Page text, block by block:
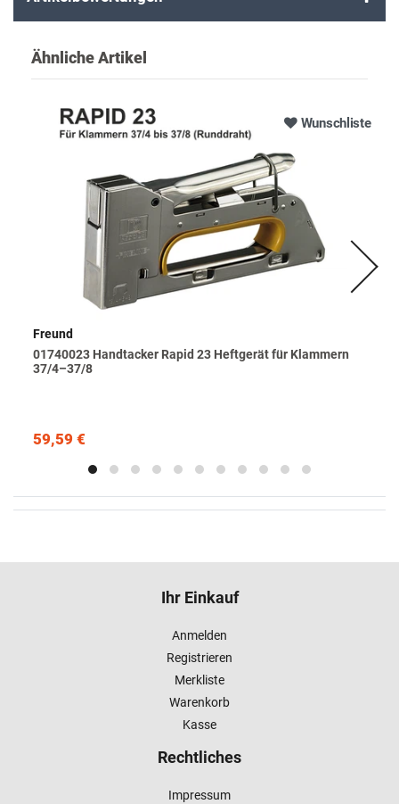
Ähnliche Artikel
Wunschliste
Freund
01740023 Handtacker Rapid 23 Heftgerät für Klammern
37/4–37/8
59,59 €
Ihr Einkauf
Anmelden
Registrieren
Merkliste
Warenkorb
Kasse
Rechtliches
Impressum